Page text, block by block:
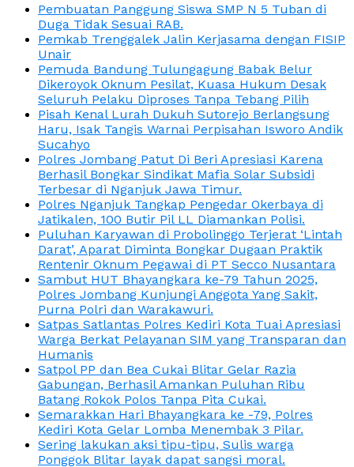
Pembuatan Panggung Siswa SMP N 5 Tuban di
Duga Tidak Sesuai RAB.
Pemkab Trenggalek Jalin Kerjasama dengan FISIP
Unair
Pemuda Bandung Tulungagung Babak Belur
Dikeroyok Oknum Pesilat, Kuasa Hukum Desak
Seluruh Pelaku Diproses Tanpa Tebang Pilih
Pisah Kenal Lurah Dukuh Sutorejo Berlangsung
Haru, Isak Tangis Warnai Perpisahan Isworo Andik
Sucahyo
Polres Jombang Patut Di Beri Apresiasi Karena
Berhasil Bongkar Sindikat Mafia Solar Subsidi
Terbesar di Nganjuk Jawa Timur.
Polres Nganjuk Tangkap Pengedar Okerbaya di
Jatikalen, 100 Butir Pil LL Diamankan Polisi.
Puluhan Karyawan di Probolinggo Terjerat ‘Lintah
Darat’, Aparat Diminta Bongkar Dugaan Praktik
Rentenir Oknum Pegawai di PT Secco Nusantara
Sambut HUT Bhayangkara ke-79 Tahun 2025,
Polres Jombang Kunjungi Anggota Yang Sakit,
Purna Polri dan Warakawuri.
Satpas Satlantas Polres Kediri Kota Tuai Apresiasi
Warga Berkat Pelayanan SIM yang Transparan dan
Humanis
Satpol PP dan Bea Cukai Blitar Gelar Razia
Gabungan, Berhasil Amankan Puluhan Ribu
Batang Rokok Polos Tanpa Pita Cukai.
Semarakkan Hari Bhayangkara ke -79, Polres
Kediri Kota Gelar Lomba Menembak 3 Pilar.
Sering lakukan aksi tipu-tipu, Sulis warga
Ponggok Blitar layak dapat sangsi moral.